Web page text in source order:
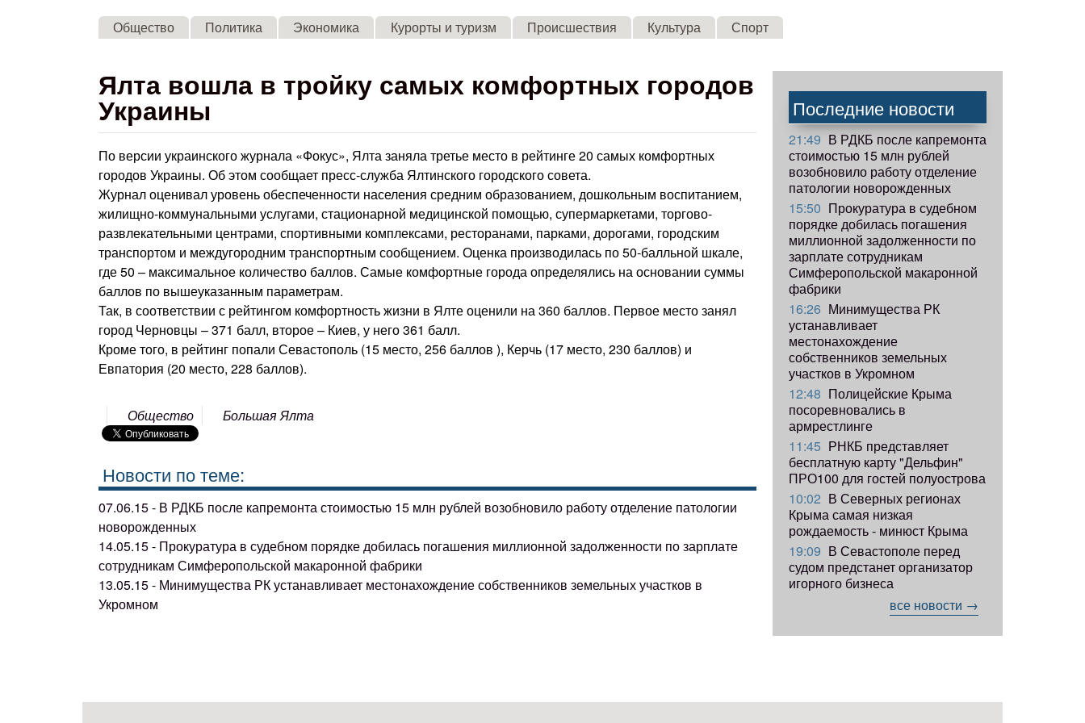
Skip to main content
Общество Политика Экономика Курорты и туризм Происшествия Культура Спорт
Ялта вошла в тройку самых комфортных городов
Украины
По версии украинского журнала «Фокус», Ялта заняла третье место в рейтинге 20 самых комфортных
городов Украины. Об этом сообщает пресс-служба Ялтинского городского совета.
Журнал оценивал уровень обеспеченности населения средним образованием, дошкольным воспитанием,
жилищно-коммунальными услугами, стационарной медицинской помощью, супермаркетами, торгово-
развлекательными центрами, спортивными комплексами, ресторанами, парками, дорогами, городским
транспортом и междугородним транспортным сообщением. Оценка производилась по 50-балльной шкале,
где 50 – максимальное количество баллов. Самые комфортные города определялись на основании суммы
баллов по вышеуказанным параметрам.
Так, в соответствии с рейтингом комфортность жизни в Ялте оценили на 360 баллов. Первое место занял
город Черновцы – 371 балл, второе – Киев, у него 361 балл.
Кроме того, в рейтинг попали Севастополь (15 место, 256 баллов ), Керчь (17 место, 230 баллов) и
Евпатория (20 место, 228 баллов).
Общество Большая Ялта
Новости по теме:
07.06.15 - В РДКБ после капремонта стоимостью 15 млн рублей возобновило работу отделение патологии
новорожденных
14.05.15 - Прокуратура в судебном порядке добилась погашения миллионной задолженности по зарплате
сотрудникам Симферопольской макаронной фабрики
13.05.15 - Минимущества РК устанавливает местонахождение собственников земельных участков в
Укромном
Последние новости
21:49 В РДКБ после капремонта
стоимостью 15 млн рублей
возобновило работу отделение
патологии новорожденных
15:50 Прокуратура в судебном
порядке добилась погашения
миллионной задолженности по
зарплате сотрудникам
Симферопольской макаронной
фабрики
16:26 Минимущества РК
устанавливает
местонахождение
собственников земельных
участков в Укромном
12:48 Полицейские Крыма
посоревновались в
армрестлинге
11:45 РНКБ представляет
бесплатную карту "Дельфин"
ПРО100 для гостей полуострова
10:02 В Северных регионах
Крыма самая низкая
рождаемость - минюст Крыма
19:09 В Севастополе перед
судом предстанет организатор
игорного бизнеса
все новости →